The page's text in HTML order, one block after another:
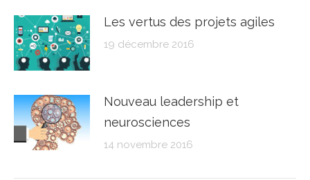
Les vertus des projets agiles
19 décembre 2016
Nouveau leadership et
neurosciences
14 novembre 2016